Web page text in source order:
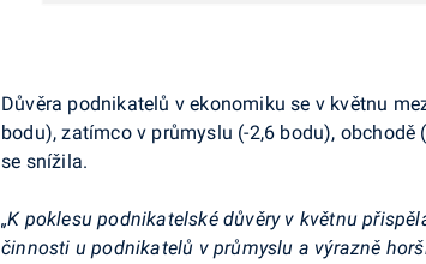
Důvěra podnikatelů v ekonomiku se v květnu
bodu), zatímco v průmyslu (-2,6 bodu),
se snížila.
„K poklesu podnikatelské důvěry v květnu
činnosti u podnikatelů v průmyslu a výrazně